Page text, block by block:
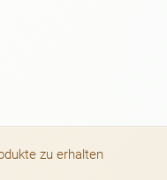
zu erhalten